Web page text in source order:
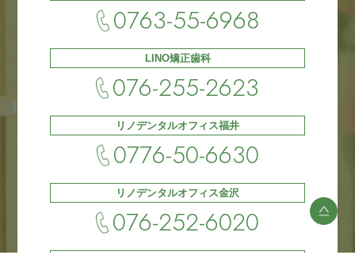
0763-55-6968
LINO矯正歯科
076-255-2623
リノデンタルオフィス福井
0776-50-6630
リノデンタルオフィス金沢
076-252-6020